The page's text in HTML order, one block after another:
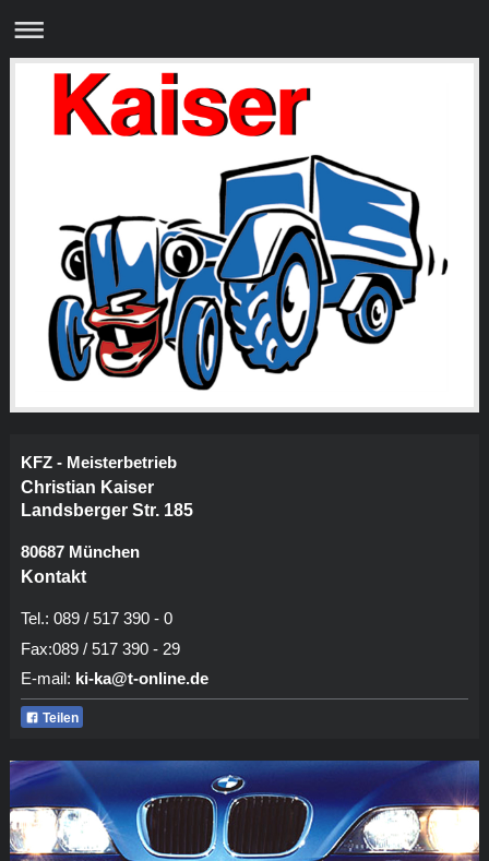
KFZ - Meisterbetrieb
Christian Kaiser
Landsberger Str. 185
80687 München
Kontakt
Tel.: 089 / 517 390 - 0
Fax:089 / 517 390 - 29
E-mail: ki-ka@t-online.de
Teilen